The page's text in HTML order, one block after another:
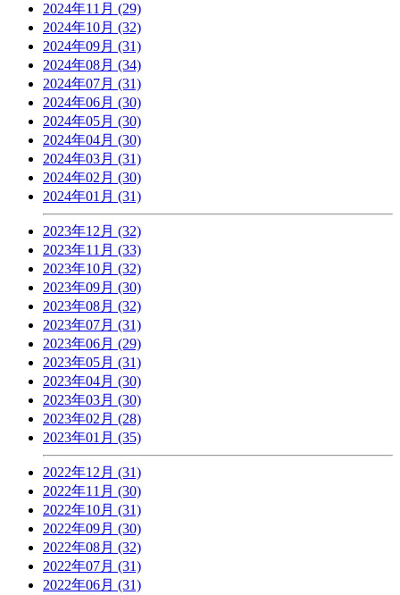
2024年11月 (29)
2024年10月 (32)
2024年09月 (31)
2024年08月 (34)
2024年07月 (31)
2024年06月 (30)
2024年05月 (30)
2024年04月 (30)
2024年03月 (31)
2024年02月 (30)
2024年01月 (31)
2023年12月 (32)
2023年11月 (33)
2023年10月 (32)
2023年09月 (30)
2023年08月 (32)
2023年07月 (31)
2023年06月 (29)
2023年05月 (31)
2023年04月 (30)
2023年03月 (30)
2023年02月 (28)
2023年01月 (35)
2022年12月 (31)
2022年11月 (30)
2022年10月 (31)
2022年09月 (30)
2022年08月 (32)
2022年07月 (31)
2022年06月 (31)